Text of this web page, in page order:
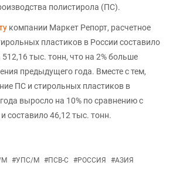
полистирола (ПС).
компании Маркет Репорт, расчетное
пластиков в России составило
тыс. тонн, что на 2% больше
предыдущего года. Вместе с тем,
ПС и стирольных пластиков в
выросло на 10% по сравнению с
составило 46,12 тыс. тонн.
М #УПС/М #ПСВ-С #РОССИЯ #АЗИЯ